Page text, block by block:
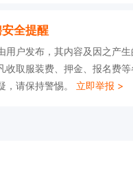
全提醒
用户发布，其内容及因之产
收取服装费、押金、报名费
，请保持警惕。 立即举报 >